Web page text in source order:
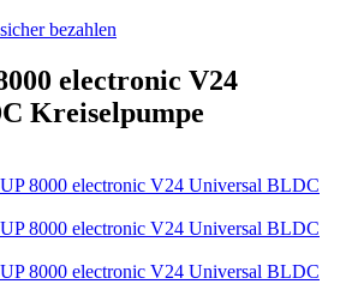
electronic V24
Kreiselpumpe